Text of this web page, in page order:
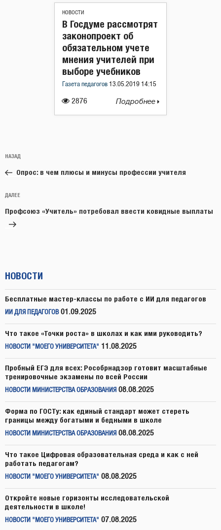
НОВОСТИ
2876
В Госдуме рассмотрят
законопроект об
обязательном учете
мнения учителей при
выборе учебников
Газета педагогов 13.05.2019 14:15
Подробнее
по
записям
Предыдущая
запись:
НАЗАД
Опрос: в чем плюсы и минусы профессии учителя
Следующая
запись
ДАЛЕЕ
Профсоюз «Учитель» потребовал ввести ковидные выплаты
НОВОСТИ
Бесплатные мастер-классы по работе с ИИ для педагогов
ИИ ДЛЯ ПЕДАГОГОВ 01.09.2025
Что такое «Точки роста» в школах и как ими руководить?
НОВОСТИ "МОЕГО УНИВЕРСИТЕТА" 11.08.2025
Пробный ЕГЭ для всех: Рособрнадзор готовит масштабные
тренировочные экзамены по всей России
НОВОСТИ МИНИСТЕРСТВА ОБРАЗОВАНИЯ 08.08.2025
Форма по ГОСТу: как единый стандарт может стереть
границы между богатыми и бедными в школе
НОВОСТИ МИНИСТЕРСТВА ОБРАЗОВАНИЯ 08.08.2025
Что такое Цифровая образовательная среда и как с ней
работать педагогам?
НОВОСТИ "МОЕГО УНИВЕРСИТЕТА" 08.08.2025
Откройте новые горизонты исследовательской
деятельности в школе!
НОВОСТИ "МОЕГО УНИВЕРСИТЕТА" 07.08.2025